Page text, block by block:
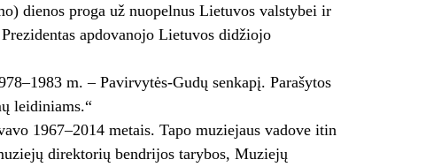
dienos proga už nuopelnus Lietuvos valstybei ir
apdovanojo Lietuvos didžiojo
m. – Pavirvytės-Gudų senkapį. Parašytos
leidiniams.“
1967–2014 metais. Tapo muziejaus vadove itin
direktorių bendrijos tarybos, Muziejų